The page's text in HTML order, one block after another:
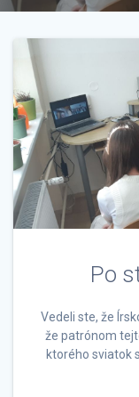
Po
Vedeli ste, že
že patrónom
ktorého sviatok